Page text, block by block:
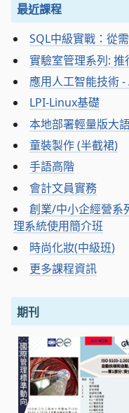
最近課程
SQL中級實戰：從
實驗室管理系列:
應用人工智能技術
LPI-Linux基礎
本地部署輕量版大
童裝製作 (半截裙)
手語高階
會計文員實務
創業/中小企經營系
理系統使用簡介班
時尚化妝(中級班)
更多課程資訊
期刊